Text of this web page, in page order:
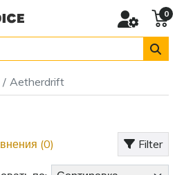
0
Aetherdrift
Filter
(0)